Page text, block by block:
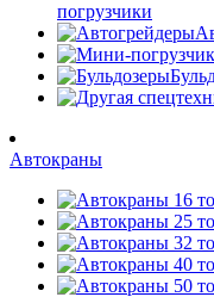
погрузчики
Автокраны